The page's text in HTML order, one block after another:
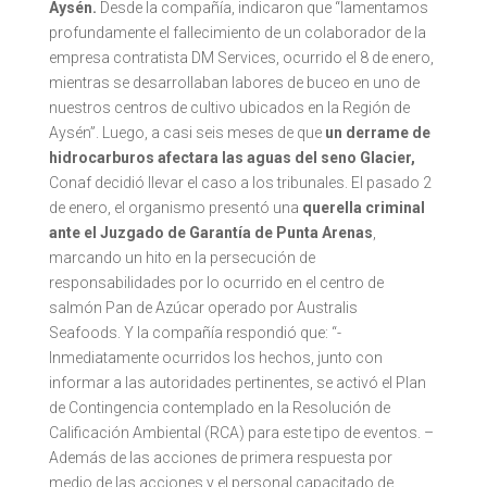
Aysén. Desde la compañía, indicaron que “lamentamos
profundamente el fallecimiento de un colaborador de la
empresa contratista DM Services, ocurrido el 8 de enero,
mientras se desarrollaban labores de buceo en uno de
nuestros centros de cultivo ubicados en la Región de
Aysén”. Luego, a casi seis meses de que un derrame de
hidrocarburos afectara las aguas del seno Glacier,
Conaf decidió llevar el caso a los tribunales. El pasado 2
de enero, el organismo presentó una querella criminal
ante el Juzgado de Garantía de Punta Arenas
marcando un hito en la persecución de
responsabilidades por lo ocurrido en el centro de
salmón Pan de Azúcar operado por Australis
Seafoods. Y la compañía respondió que: “-
Inmediatamente ocurridos los hechos, junto con
informar a las autoridades pertinentes, se activó el Plan
de Contingencia contemplado en la Resolución de
Calificación Ambiental (RCA) para este tipo de eventos. –
Además de las acciones de primera respuesta por
medio de las acciones y el personal capacitado de